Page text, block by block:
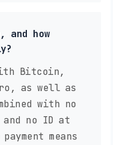
and how
Bitcoin,
as well as
with no
no ID at
means